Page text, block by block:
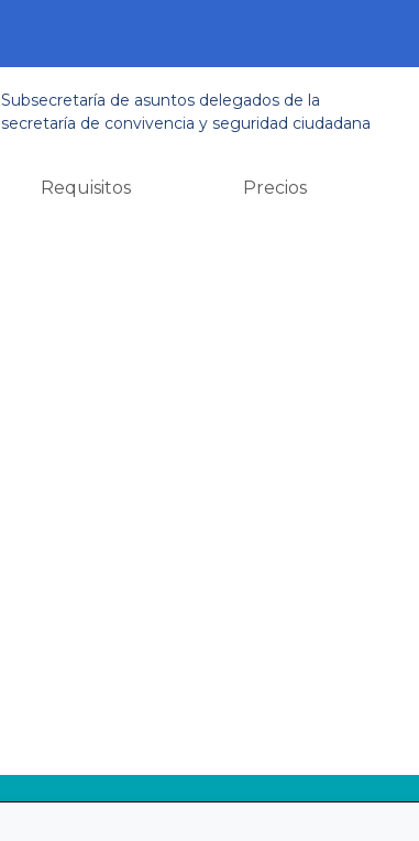
Subsecretaría de asuntos delegados de la
secretaría de convivencia y seguridad ciudadana
Requisitos Precios